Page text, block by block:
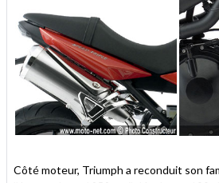
Côté moteur, Triumph a reconduit son